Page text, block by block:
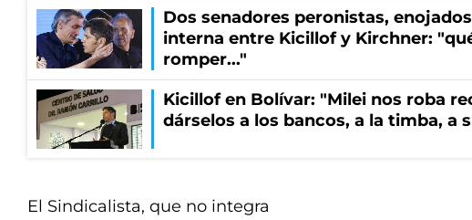
Dos senadores peronistas,
interna entre Kicillof y Kirchner:
romper..."
Kicillof en Bolívar: "Milei nos roba
dárselos a los bancos, a la timba, a
El Sindicalista, que no integra